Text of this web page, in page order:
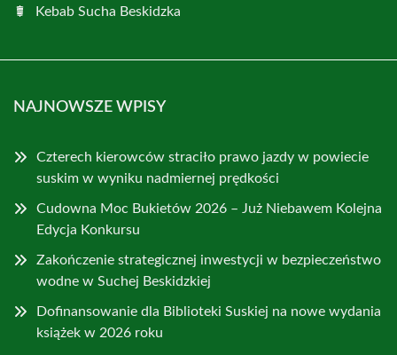
Kebab Sucha Beskidzka
NAJNOWSZE WPISY
Czterech kierowców straciło prawo jazdy w powiecie
suskim w wyniku nadmiernej prędkości
Cudowna Moc Bukietów 2026 – Już Niebawem Kolejna
Edycja Konkursu
Zakończenie strategicznej inwestycji w bezpieczeństwo
wodne w Suchej Beskidzkiej
Dofinansowanie dla Biblioteki Suskiej na nowe wydania
książek w 2026 roku